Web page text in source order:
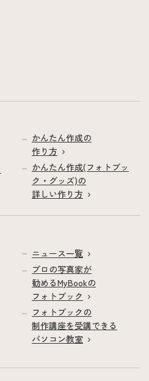
かんたん作成の
作り方
かんたん作成(フォトブッ
ク・グッズ)の
詳しい作り方
ニュース一覧
プロの写真家が
勧めるMyBookの
フォトブック
フォトブックの
制作講座を受講できる
パソコン教室